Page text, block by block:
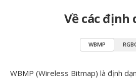
Về các định
WBMP
WBMP (Wireless Bitmap) là định